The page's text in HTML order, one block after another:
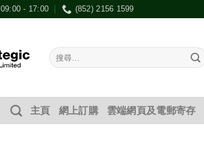
09:00 - 17:00 (852) 2156 1599
搜
尋：
主頁 網上訂購 雲端網頁及電郵寄存